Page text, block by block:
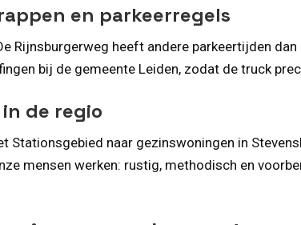
en parkeerregels
Rijnsburgerweg heeft andere parkeertijden
bij de gemeente Leiden, zodat de truck
de regio
Stationsgebied naar gezinswoningen in
mensen werken: rustig, methodisch en